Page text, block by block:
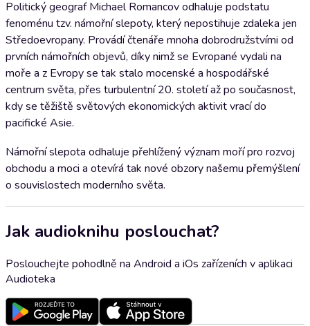
Politický geograf Michael Romancov odhaluje podstatu
fenoménu tzv. námořní slepoty, který nepostihuje zdaleka jen
Středoevropany. Provádí čtenáře mnoha dobrodružstvími od
prvních námořních objevů, díky nimž se Evropané vydali na
moře a z Evropy se tak stalo mocenské a hospodářské
centrum světa, přes turbulentní 20. století až po současnost,
kdy se těžiště světových ekonomických aktivit vrací do
pacifické Asie.
Námořní slepota odhaluje přehlížený význam moří pro rozvoj
obchodu a moci a otevírá tak nové obzory našemu přemýšlení
o souvislostech moderního světa.
Jak audioknihu poslouchat?
Poslouchejte pohodlně na Android a iOs zařízeních v aplikaci
Audioteka